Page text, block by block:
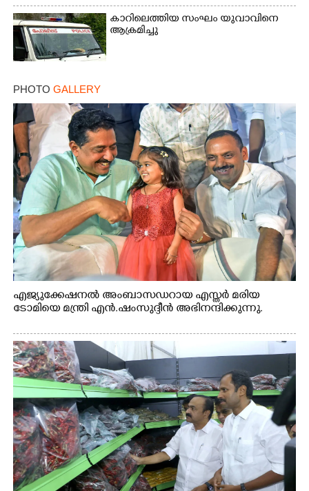
കാറിലെത്തിയ സംഘം യുവാവിനെ
ആക്രമിച്ചു
PHOTO GALLERY
എജ്യുക്കേഷനൽ അംബാസഡറായ എസ്തർ മരിയ
ടോമിയെ മന്ത്രി എൻ.ഷംസുദ്ദീൻ അഭിനന്ദിക്കുന്നു.